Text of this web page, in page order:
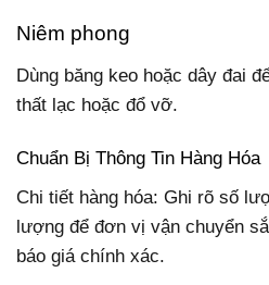
Niêm phong
Dùng băng keo hoặc dây đai
thất lạc hoặc đổ vỡ.
Chuẩn Bị Thông Tin Hàng Hóa
Chi tiết hàng hóa: Ghi rõ số
lượng để đơn vị vận chuyển
báo giá chính xác.